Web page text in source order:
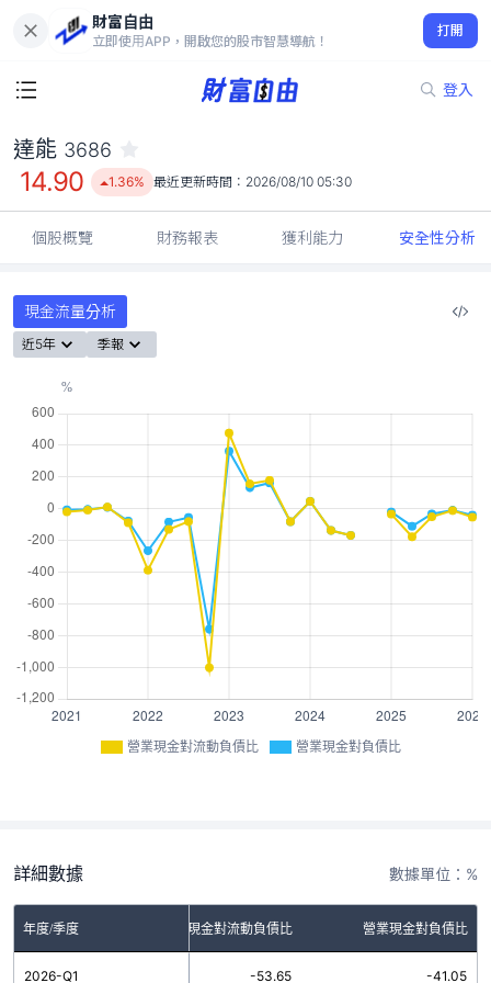
財富自由
立即使用APP，開啟您的股市智慧導航！
打開
登入
14.90
1.36%
達能 3686
14.90 1.36% 最近更新時間： 2026/08/10 05:30
個股概覽 財務報表 獲利能力 安全性分析
現金流量分析
近5年 季報
營業現金對流動負債比 營業現金對負債比
詳細數據 數據單位：%
年度/季度 營業現金對流動負債比 營業現金對負債比
2026-Q1 -53.65 -41.05